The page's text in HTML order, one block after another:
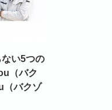
い5つの
（バク
（バクゾ